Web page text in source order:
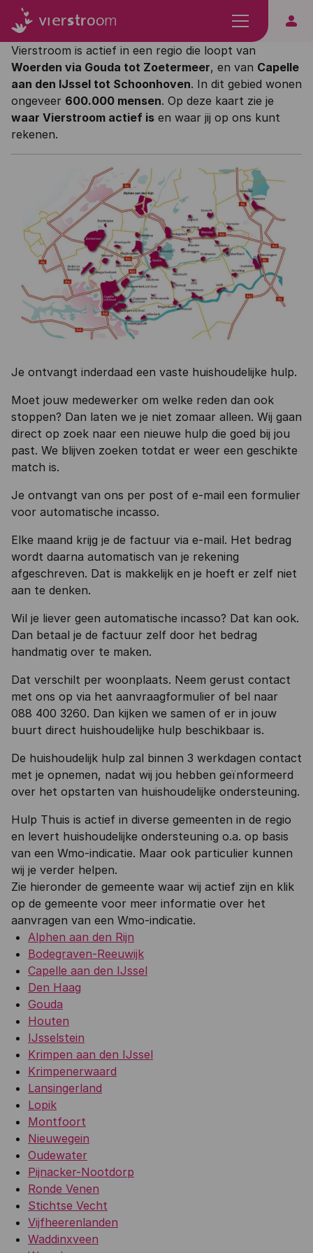
person
Vierstroom is actief in een regio die loopt van
Woerden via Gouda tot Zoetermeer, en van Capelle
aan den IJssel tot Schoonhoven. In dit gebied wonen
ongeveer 600.000 mensen. Op deze kaart zie je
waar Vierstroom actief is en waar jij op ons kunt
rekenen.
Je ontvangt inderdaad een vaste huishoudelijke hulp.
Moet jouw medewerker om welke reden dan ook
stoppen? Dan laten we je niet zomaar alleen. Wij gaan
direct op zoek naar een nieuwe hulp die goed bij jou
past. We blijven zoeken totdat er weer een geschikte
match is.
Je ontvangt van ons per post of e-mail een formulier
voor automatische incasso.
Elke maand krijg je de factuur via e-mail. Het bedrag
wordt daarna automatisch van je rekening
afgeschreven. Dat is makkelijk en je hoeft er zelf niet
aan te denken.
Wil je liever geen automatische incasso? Dat kan ook.
Dan betaal je de factuur zelf door het bedrag
handmatig over te maken.
Dat verschilt per woonplaats. Neem gerust contact
met ons op via het aanvraagformulier of bel naar
088 400 3260. Dan kijken we samen of er in jouw
buurt direct huishoudelijke hulp beschikbaar is.
De huishoudelijk hulp zal binnen 3 werkdagen contact
met je opnemen, nadat wij jou hebben geïnformeerd
over het opstarten van huishoudelijke ondersteuning.
Hulp Thuis is actief in diverse gemeenten in de regio
en levert huishoudelijke ondersteuning o.a. op basis
van een Wmo-indicatie. Maar ook particulier kunnen
wij je verder helpen.
Zie hieronder de gemeente waar wij actief zijn en klik
op de gemeente voor meer informatie over het
aanvragen van een Wmo-indicatie.
Alphen aan den Rijn
Bodegraven-Reeuwijk
Capelle aan den IJssel
Den Haag
Gouda
Houten
IJsselstein
Krimpen aan den IJssel
Krimpenerwaard
Lansingerland
Lopik
Montfoort
Nieuwegein
Oudewater
Pijnacker-Nootdorp
Ronde Venen
Stichtse Vecht
Vijfheerenlanden
Waddinxveen